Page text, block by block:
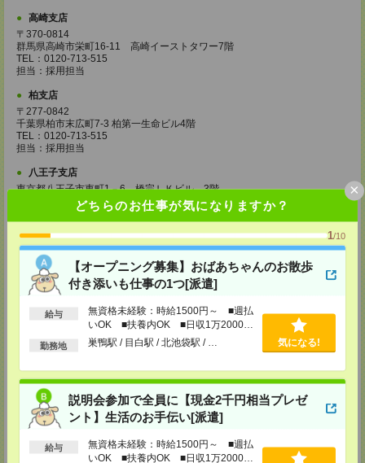
どちらのお仕事が気になりますか？
1/10
【オープニング募集】おばあちゃんのお散歩
付き添いも仕事の1つ[派遣]
給与
無資格未経験：時給1500円～ ■週払
いOK ■扶養内OK ■日収1万2000円
以上
勤務地 巣鴨駅 / 目白駅 / 北池袋駅 / … 気になる!
説明会参加で全員に【現金2千円相当プレゼ
ント】生活のお手伝い[派遣]
給与
無資格未経験：時給1500円～ ■週払
いOK ■扶養内OK ■日収1万2000円
×
高崎支店
〒370-0814
群馬県高崎市栄町16-11 高崎イーストタワー7階
TEL：0120-713-515
担当：採用担当
柏支店
〒277-0842
千葉県柏市末広町7-3 柏第一生命ビル4階
TEL：0120-713-515
担当：採用担当
八王子支店
東京都八王子市東町1－6 橋完ＬＫビル 3階
TEL：0120-713-515
担当：採用担当
町田支店
〒194-0022 東京都町田市森野1-33-11 町田森野ビル1階
TEL：0120-713-515
担当：採用担当
〒343-0816
埼玉県越谷市弥生町1-4 越谷弥生ビル3階
TEL：0120-713-515
厚木支店
神奈川県厚木市旭町1-2-1 日本生命本厚木ビル7階
TEL：0120-713-515
担当：採用担当
藤沢支店